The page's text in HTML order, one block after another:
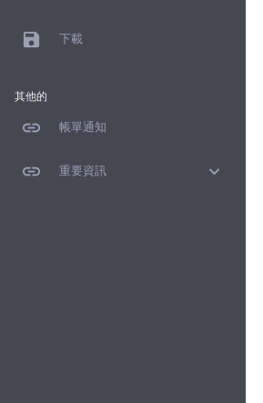
save 下載
其他的
link 帳單通知
link 重要資訊 expand_more